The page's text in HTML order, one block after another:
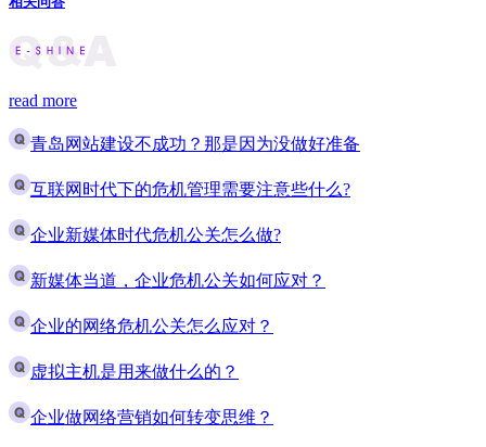
read more
青岛网站建设不成功？那是因为没做好准备
互联网时代下的危机管理需要注意些什么?
企业新媒体时代危机公关怎么做?
新媒体当道，企业危机公关如何应对？
企业的网络危机公关怎么应对？
虚拟主机是用来做什么的？
企业做网络营销如何转变思维？